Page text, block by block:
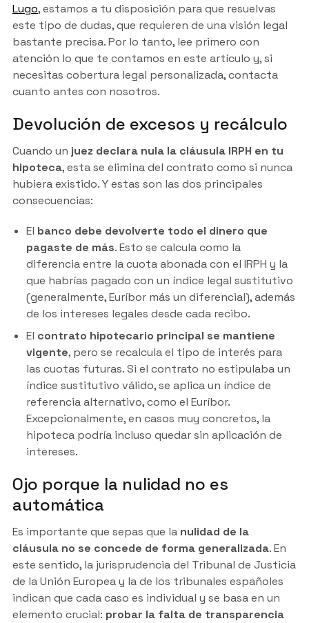
Lugo, estamos a tu disposición para que resuelvas
este tipo de dudas, que requieren de una visión legal
bastante precisa. Por lo tanto, lee primero con
atención lo que te contamos en este artículo y, si
necesitas cobertura legal personalizada, contacta
cuanto antes con nosotros.
Devolución de excesos y recálculo
Cuando un juez declara nula la cláusula IRPH en tu
hipoteca, esta se elimina del contrato como si nunca
hubiera existido. Y estas son las dos principales
consecuencias:
El banco debe devolverte todo el dinero que
pagaste de más. Esto se calcula como la
diferencia entre la cuota abonada con el IRPH y la
que habrías pagado con un índice legal sustitutivo
(generalmente, Euríbor más un diferencial), además
de los intereses legales desde cada recibo.
El contrato hipotecario principal se mantiene
vigente, pero se recalcula el tipo de interés para
las cuotas futuras. Si el contrato no estipulaba un
índice sustitutivo válido, se aplica un índice de
referencia alternativo, como el Euríbor.
Excepcionalmente, en casos muy concretos, la
hipoteca podría incluso quedar sin aplicación de
intereses.
Ojo porque la nulidad no es
automática
Es importante que sepas que la nulidad de la
cláusula no se concede de forma generalizada. En
este sentido, la jurisprudencia del Tribunal de Justicia
de la Unión Europea y la de los tribunales españoles
indican que cada caso es individual y se basa en un
elemento crucial: probar la falta de transparencia